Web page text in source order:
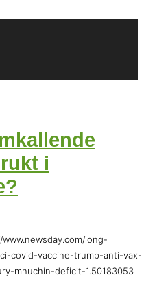
i
long-
covid-vaccine-trump-anti-vax-
mnuchin-deficit-1.50183053